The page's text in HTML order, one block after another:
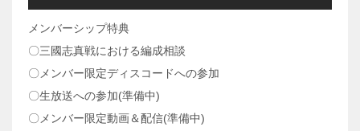
メンバーシップ特典
〇三國志真戦における編成相談
〇メンバー限定ディスコードへの参加
〇生放送への参加(準備中)
〇メンバー限定動画＆配信(準備中)